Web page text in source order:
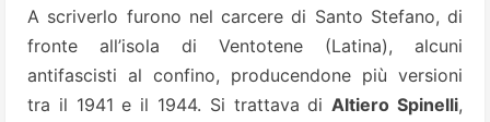
A scriverlo furono nel carcere di Santo Stefano, di
fronte all’isola di Ventotene (Latina), alcuni
antifascisti al confino, producendone più versioni
tra il 1941 e il 1944. Si trattava diAltiero Spinelli,